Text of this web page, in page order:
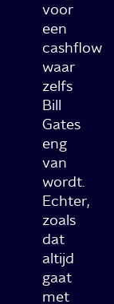
voor
een
cashflow
waar
zelfs
Bill
Gates
eng
van
wordt.
Echter,
zoals
dat
altijd
gaat
met